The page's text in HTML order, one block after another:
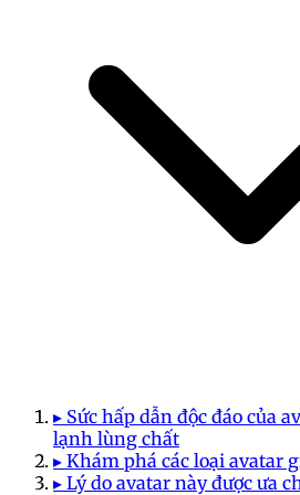
▸ Sức hấp dẫn độc đáo của
lạnh lùng chất
▸ Khám phá các loại avatar
▸ Lý do avatar này được ưa